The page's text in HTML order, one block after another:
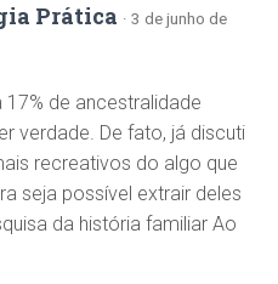
Prática · 3 de junho de
de ancestralidade
verdade. De fato, já discuti
recreativos do algo que
seja possível extrair deles
da história familiar Ao